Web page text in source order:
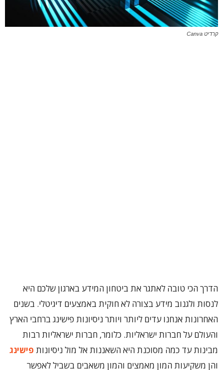
קרדיט Canva
‏הדרך הכי טובה לאתגר את ביטחון המידע בארגון שלכם היא
לנסות ולגנוב מידע בצורה לא חוקית באמצעים דיגיטלי. בשנים
האחרונות אנחנו עדים ליותר ויותר ניסיונות פישינג ברחבי הארץ
והעולם על חברות ישראליות. ‏כלומר, חברות ישראליות רבות
מבינות עד כמה מסוכנת היא השאננות אל מול ניסיונות פישינג
והן משקיעות המון מאמצים והמון משאבים בשביל לאפשר